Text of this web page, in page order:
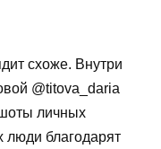
схоже. Внутри
@titova_daria
личных
люди благодарят